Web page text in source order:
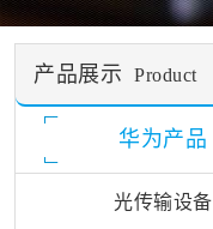
产品展示 Product
华为产品
光传输设备